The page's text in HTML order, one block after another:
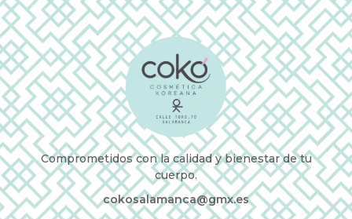
Comprometidos con la calidad y bienestar de tu
cuerpo.
cokosalamanca@gmx.es